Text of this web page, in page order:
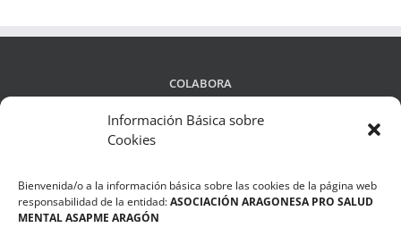
Información Básica sobre
Cookies
Bienvenida/o a la información básica sobre las cookies de la página web
responsabilidad de la entidad:ASOCIACIÓN ARAGONESA PRO SALUD
MENTAL ASAPME ARAGÓN
COLABORA
Política de privacidad
Compromiso de Protección de Datos